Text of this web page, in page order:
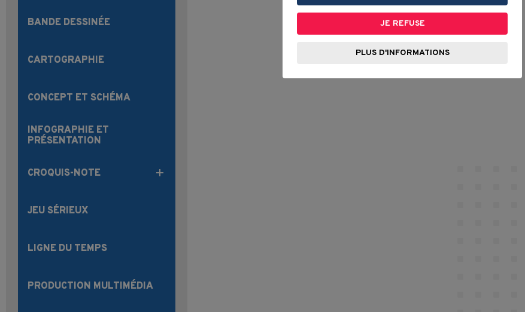
BANDE DESSINÉE
CARTOGRAPHIE
CONCEPT ET SCHÉMA
INFOGRAPHIE ET
PRÉSENTATION
CROQUIS-NOTE
JEU SÉRIEUX
LIGNE DU TEMPS
PRODUCTION MULTIMÉDIA
JE REFUSE
PLUS D'INFORMATIONS